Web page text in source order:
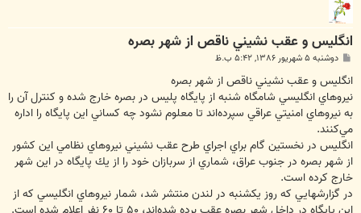
انگليس و عقب نشيني ناقص از شهر بصره
پ
ت
دوشنبه ۵ شهریور ۱۳۸۶, ۵:۴۲ ب.ظ
انگليس و عقب نشيني ناقص از شهر بصره
نيروهاي انگليسي شامگاه شنبه از پايگاه پليس در بصره خارج شده و كنترل آن را
به نيروهاي امنيتي عراقي سپرده‌اند تا معلوم نشود چه كساني اين پايگاه را اداره
مي‌كنند.
انگليس در نخستين گام براي اجراي طرح عقب نشيني نيروهاي نظامي اين كشور
از شهر بصره در جنوب عراق، شماري از سربازان خود را از يك پايگاه در اين شهر
خارج كرده است.
در گزارشهايي كه روز يكشنبه در لندن منتشر شد، شمار نيروهاي انگليسي كه از